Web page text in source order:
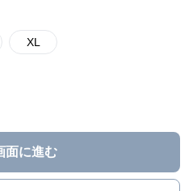
XL
面に進む